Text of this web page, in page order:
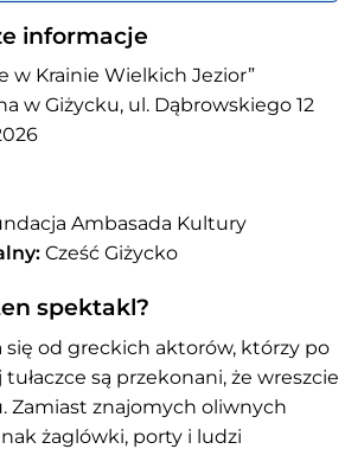
informacje
w Krainie Wielkich Jezior”
w Giżycku, ul. Dąbrowskiego 12
Ambasada Kultury
Cześć Giżycko
spektakl?
się od greckich aktorów, którzy po
są przekonani, że wreszcie
Zamiast znajomych oliwnych
żaglówki, porty i ludzi